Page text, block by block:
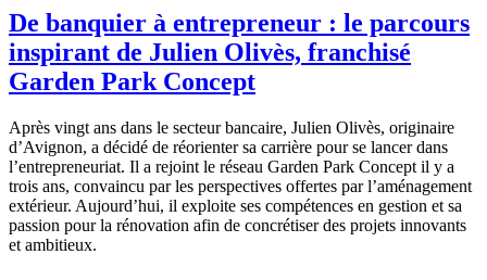
De banquier à entrepreneur : le parcours
inspirant de Julien Olivès, franchisé
Garden Park Concept
Après vingt ans dans le secteur bancaire, Julien Olivès, originaire
d’Avignon, a décidé de réorienter sa carrière pour se lancer dans
l’entrepreneuriat. Il a rejoint le réseau Garden Park Concept il y a
trois ans, convaincu par les perspectives offertes par l’aménagement
extérieur. Aujourd’hui, il exploite ses compétences en gestion et sa
passion pour la rénovation afin de concrétiser des projets innovants
et ambitieux.